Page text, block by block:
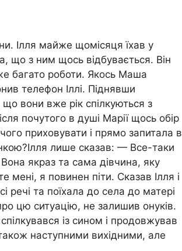
Ілля майже щомісяця їхав у
що з ним щось відбувається. Він
багато роботи. Якось Маша
телефон Іллі. Піднявши
вони вже рік спілкуються з
почутого в душі Марії щось обір
приховувати і прямо запитала в
лише сказав: — Все-таки
Вона якраз та сама дівчина, яку
я повинен піти. Сказав Ілля і
речі та поїхала до села до матері
цю ситуацію, не залишив онуків.
із сином і продовжував
наступними вихідними, але